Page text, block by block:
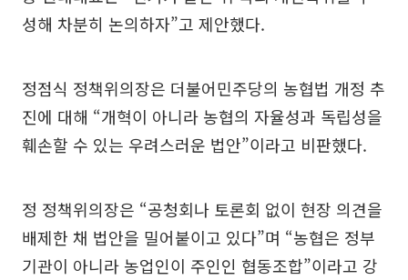
성해 차분히 논의하자”고 제안했다.
정점식 정책위의장은 더불어민주당의 농협법 개정 추
진에 대해 “개혁이 아니라 농협의 자율성과 독립성을
훼손할 수 있는 우려스러운 법안”이라고 비판했다.
정 정책위의장은 “공청회나 토론회 없이 현장 의견을
배제한 채 법안을 밀어붙이고 있다”며 “농협은 정부
기관이 아니라 농업인이 주인인 협동조합”이라고 강